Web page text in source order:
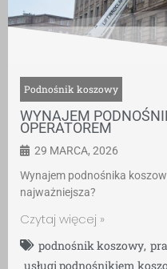
Podnośnik koszowy
WYNAJEM
OPERATOREM
29 MARCA, 2026
Wynajem podnośnika
najważniejsza?
Czytaj więcej »
podnośnik koszowy,
usługi podnośnikiem